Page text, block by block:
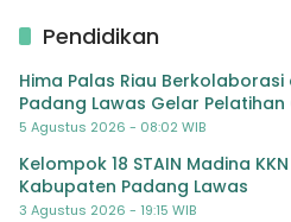
Pendidikan
Hima Palas Riau
Padang Lawas Gelar Pelatihan
Padang Lawas
5 Agustus 2026 - 08:02 WIB
Kelompok 18 STAIN Madina
Kabupaten Padang Lawas
3 Agustus 2026 - 19:15 WIB